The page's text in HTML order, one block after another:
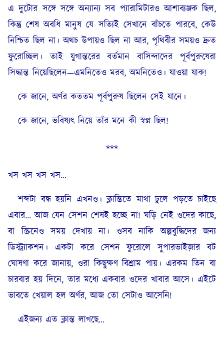
এ দুটোর সঙ্গে সঙ্গে অন্যান্য সব প্যারামিটারও আশাব্যঞ্জক ছিল,
কিন্তু শেষ অবধি মানুষ যে সত্যিই সেখানে বাঁচতে পারবে, কেউ
নিশ্চিত ছিল না। অথচ উপায়ও ছিল না আর, পৃথিবীর সময়ও দ্রুত
ফুরোচ্ছিল। তাই যুগান্তরের বর্তমান বাসিন্দাদের পূর্বপুরুষেরা
সিদ্ধান্ত নিয়েছিলেন—এমনিতেও মরব, অমনিতেও। যাওয়া যাক!
কে জানে, অর্ণর কততম পূর্বপুরুষ ছিলেন সেই যানে।
কে জানে, ভবিষ্যৎ নিয়ে তাঁর মনে কী স্বপ্ন ছিল!
***
খস খস খস খস…
শব্দটা বন্ধ হয়নি এখনও। ক্লান্তিতে মাথা ঢুলে পড়তে চাইছে
এবার… আজ যেন সেশন শেষই হচ্ছে না! ঘড়ি নেই ওদের কাছে,
বা স্ক্রিনেও সময় দেখায় না। ওসব নাকি অল্পবুদ্ধিদের জন্য
ডিস্ট্র্যাকশন। একটা করে সেশন ফুরোলে সুপারভাইজ়ার বট
ঘোষণা করে জানায়, ওরা কিছুক্ষণ বিশ্রাম পায়। এরকম তিন বা
চারবার হয় দিনে, তার মধ্যে একবার ওদের খাবার আসে। এইটে
ভাবতে খেয়াল হল অর্ণর, আজ তো সেটাও আসেনি!
এইজন্য এত ক্লান্ত লাগছে…